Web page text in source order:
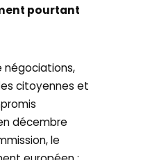
pourtant
négociations,
citoyennes et
décembre
le